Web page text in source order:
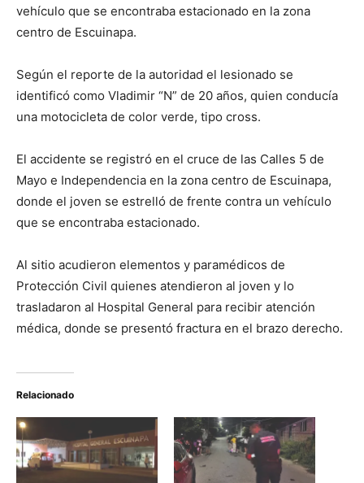
vehículo que se encontraba estacionado en la zona
centro de Escuinapa.
Según el reporte de la autoridad el lesionado se
identificó como Vladimir “N” de 20 años, quien conducía
una motocicleta de color verde, tipo cross.
El accidente se registró en el cruce de las Calles 5 de
Mayo e Independencia en la zona centro de Escuinapa,
donde el joven se estrelló de frente contra un vehículo
que se encontraba estacionado.
Al sitio acudieron elementos y paramédicos de
Protección Civil quienes atendieron al joven y lo
trasladaron al Hospital General para recibir atención
médica, donde se presentó fractura en el brazo derecho.
Relacionado